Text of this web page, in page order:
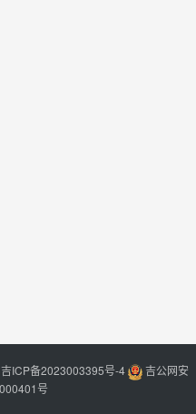
吉ICP备2023003395号-4
吉公网安
号